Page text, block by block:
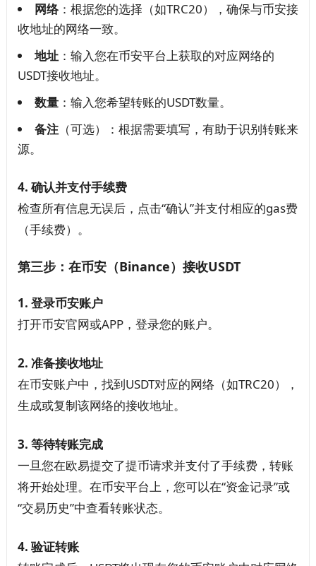
网络：根据您的选择（如TRC20），确保与币安接
收地址的网络一致。
地址：输入您在币安平台上获取的对应网络的
USDT接收地址。
数量：输入您希望转账的USDT数量。
备注（可选）：根据需要填写，有助于识别转账来
源。
4. 确认并支付手续费
检查所有信息无误后，点击“确认”并支付相应的gas费
（手续费）。
第三步：在币安（Binance）接收USDT
1. 登录币安账户
打开币安官网或APP，登录您的账户。
2. 准备接收地址
在币安账户中，找到USDT对应的网络（如TRC20），
生成或复制该网络的接收地址。
3. 等待转账完成
一旦您在欧易提交了提币请求并支付了手续费，转账
将开始处理。在币安平台上，您可以在“资金记录”或
“交易历史”中查看转账状态。
4. 验证转账